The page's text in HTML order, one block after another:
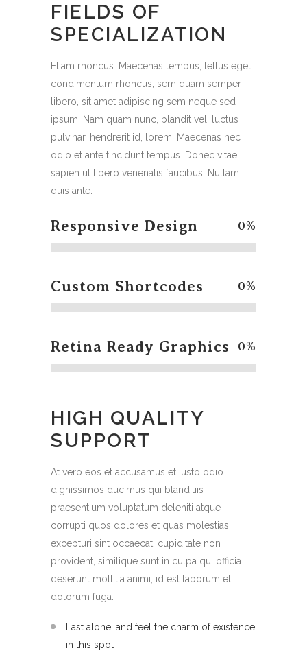
FIELDS OF
SPECIALIZATION
Etiam rhoncus. Maecenas tempus, tellus eget
condimentum rhoncus, sem quam semper
libero, sit amet adipiscing sem neque sed
ipsum. Nam quam nunc, blandit vel, luctus
pulvinar, hendrerit id, lorem. Maecenas nec
odio et ante tincidunt tempus. Donec vitae
sapien ut libero venenatis faucibus. Nullam
quis ante.
Responsive Design 0%
Custom Shortcodes 0%
Retina Ready Graphics 0%
HIGH QUALITY
SUPPORT
At vero eos et accusamus et iusto odio
dignissimos ducimus qui blanditiis
praesentium voluptatum deleniti atque
corrupti quos dolores et quas molestias
excepturi sint occaecati cupiditate non
provident, similique sunt in culpa qui officia
deserunt mollitia animi, id est laborum et
dolorum fuga.
Last alone, and feel the charm of existence
in this spot